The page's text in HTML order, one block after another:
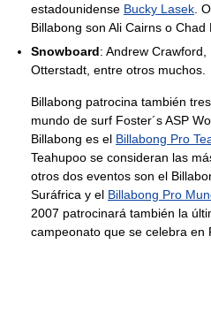
estadounidense Bucky Lasek .
Billabong son Ali Cairns o Chad
Snowboard: Andrew
Otterstadt, entre otros muchos.
Billabong patrocina también
mundo de surf Foster´s ASP
Billabong es el Billabong Pro
Teahupoo se consideran las
otros dos eventos son el
Suráfrica y el Billabong Pro
2007 patrocinará también la
campeonato que se celebra en